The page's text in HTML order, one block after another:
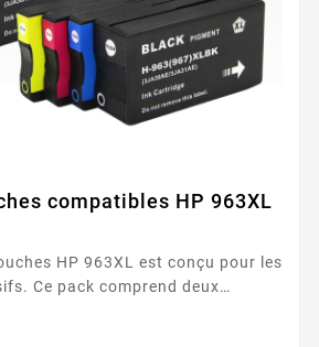
compatibles HP 963XL
HP 963XL est conçu pour les
Ce pack comprend deux
couleur, garantissant une
pour une longue période.